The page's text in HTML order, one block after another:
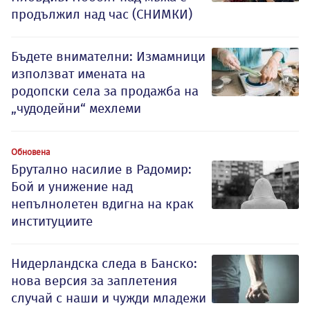
продължил над час (СНИМКИ)
Бъдете внимателни: Измамници
използват имената на
родопски села за продажба на
„чудодейни“ мехлеми
Обновена
Брутално насилие в Радомир:
Бой и унижение над
непълнолетен вдигна на крак
институциите
Нидерландска следа в Банско:
нова версия за заплетения
случай с наши и чужди младежи